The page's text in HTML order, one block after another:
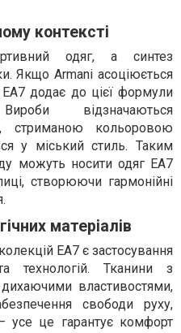
контексті
одяг, а синтез
Якщо Armani асоціюється
додає до цієї формули
відзначаються
стриманою кольоровою
у міський стиль. Таким
можуть носити одяг EA7
створюючи гармонійні
матеріалів
EA7 є застосування
технологій. Тканини з
властивостями,
свободи руху,
усе це гарантує комфорт